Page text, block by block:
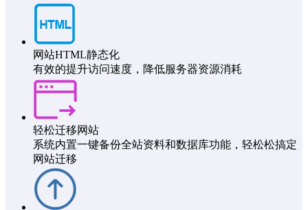
网站HTML静态化
有效的提升访问速度，降低服务器资源消耗
轻松迁移网站
系统内置一键备份全站资料和数据库功能，轻松松搞定
网站迁移